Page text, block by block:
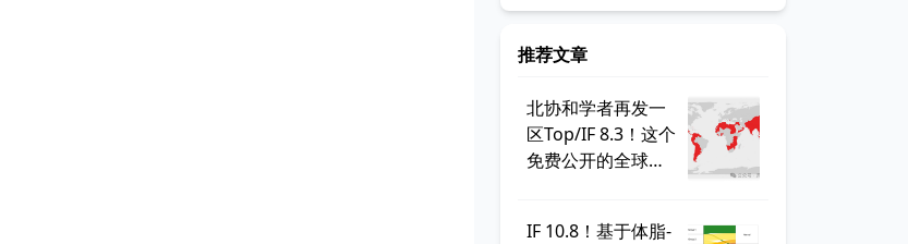
推荐文章
北协和学者再发一
区Top/IF 8.3！这个
免费公开的全球学
IF 10.8！基于体脂-